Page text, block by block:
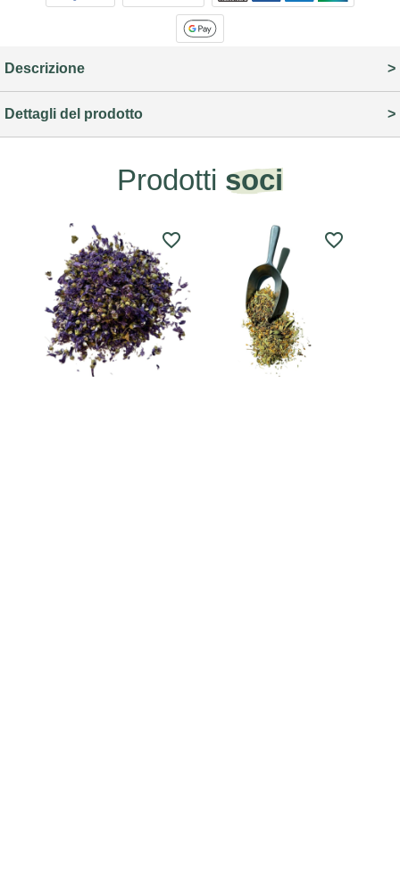
Descrizione
Dettagli del prodotto
Prodotti soci
favorite_border favorite_border